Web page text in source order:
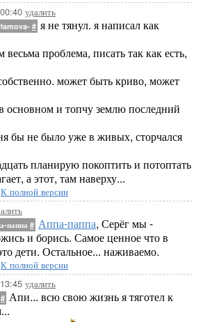
удалить
# я не тянул. я написал как
проблема, писать так как есть,
может быть криво, может
основном и топчу землю последний
бы не было уже в живых, сторчался
планирую покоптить и потоптать
а этот, там наверху...
К полной версии
паппа # Аппа-паппа, Серёг мы -
и борись. Самое ценное что в
дети. Остальное... наживаемо.
К полной версии
удалить
# Апи... всю свою жизнь я тяготел к